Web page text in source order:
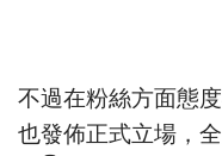
不過在粉絲方面態
也發佈正式立場，